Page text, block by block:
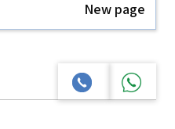
New page